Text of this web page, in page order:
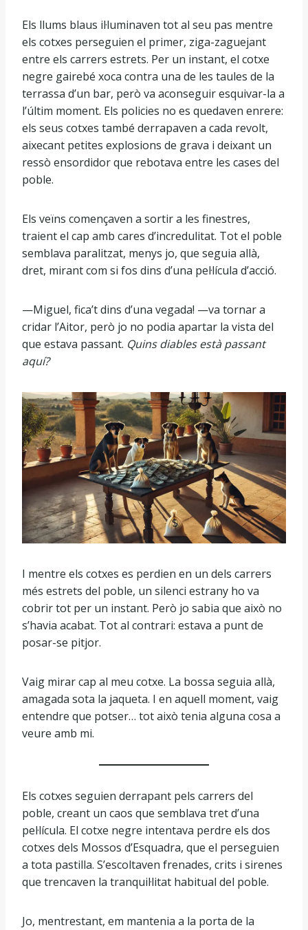
Els llums blaus il·luminaven tot al seu pas mentre
els cotxes perseguien el primer, ziga-zaguejant
entre els carrers estrets. Per un instant, el cotxe
negre gairebé xoca contra una de les taules de la
terrassa d’un bar, però va aconseguir esquivar-la a
l’últim moment. Els policies no es quedaven enrere:
els seus cotxes també derrapaven a cada revolt,
aixecant petites explosions de grava i deixant un
ressò ensordidor que rebotava entre les cases del
poble.
Els veïns començaven a sortir a les finestres,
traient el cap amb cares d’incredulitat. Tot el poble
semblava paralitzat, menys jo, que seguia allà,
dret, mirant com si fos dins d’una pel·lícula d’acció.
—Miguel, fica’t dins d’una vegada! —va tornar a
cridar l’Aitor, però jo no podia apartar la vista del
que estava passant. Quins diables està passant
aquí?
I mentre els cotxes es perdien en un dels carrers
més estrets del poble, un silenci estrany ho va
cobrir tot per un instant. Però jo sabia que això no
s’havia acabat. Tot al contrari: estava a punt de
posar-se pitjor.
Vaig mirar cap al meu cotxe. La bossa seguia allà,
amagada sota la jaqueta. I en aquell moment, vaig
entendre que potser… tot això tenia alguna cosa a
veure amb mi.
Els cotxes seguien derrapant pels carrers del
poble, creant un caos que semblava tret d’una
pel·lícula. El cotxe negre intentava perdre els dos
cotxes dels Mossos d’Esquadra, que el perseguien
a tota pastilla. S’escoltaven frenades, crits i sirenes
que trencaven la tranquil·litat habitual del poble.
Jo, mentrestant, em mantenia a la porta de la